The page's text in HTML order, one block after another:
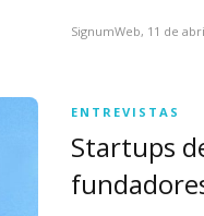
SignumWeb, 11 de
ENTREVISTAS
Startups